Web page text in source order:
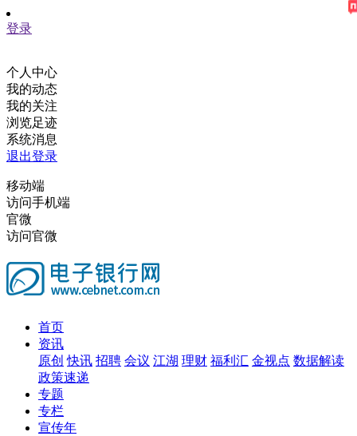
登录
个人中心
我的动态
我的关注
浏览足迹
系统消息
退出登录
移动端
访问手机端
官微
访问官微
首页
资讯
原创 快讯 招聘 会议 江湖 理财 福利汇 金视点 数据解读
政策速递
专题
专栏
宣传年